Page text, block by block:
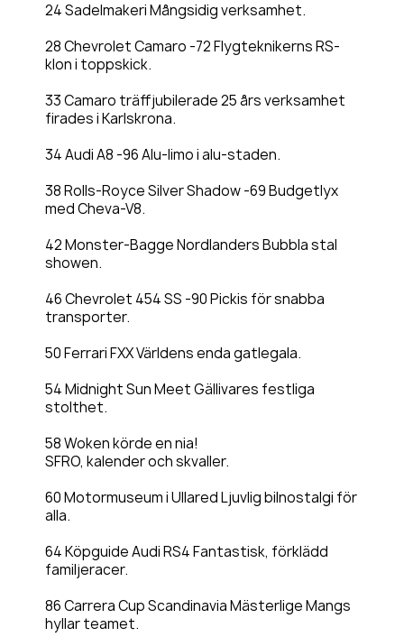
24 Sadelmakeri Mångsidig verksamhet.
28 Chevrolet Camaro -72 Flygteknikerns RS-
klon i toppskick.
33 Camaro träffjubilerade 25 års verksamhet
firades i Karlskrona.
34 Audi A8 -96 Alu-limo i alu-staden.
38 Rolls-Royce Silver Shadow -69 Budgetlyx
med Cheva-V8.
42 Monster-Bagge Nordlanders Bubbla stal
showen.
46 Chevrolet 454 SS -90 Pickis för snabba
transporter.
50 Ferrari FXX Världens enda gatlegala.
54 Midnight Sun Meet Gällivares festliga
stolthet.
58 Woken körde en nia!
SFRO, kalender och skvaller.
60 Motormuseum i Ullared Ljuvlig bilnostalgi för
alla.
64 Köpguide Audi RS4 Fantastisk, förklädd
familjeracer.
86 Carrera Cup Scandinavia Mästerlige Mangs
hyllar teamet.